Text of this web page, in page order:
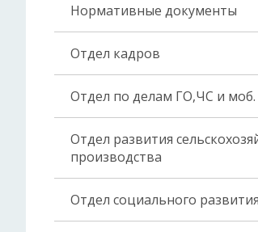
Нормативные документы
Отдел кадров
Отдел по делам ГО,ЧС и моб.
Отдел развития
производства
Отдел социального развития